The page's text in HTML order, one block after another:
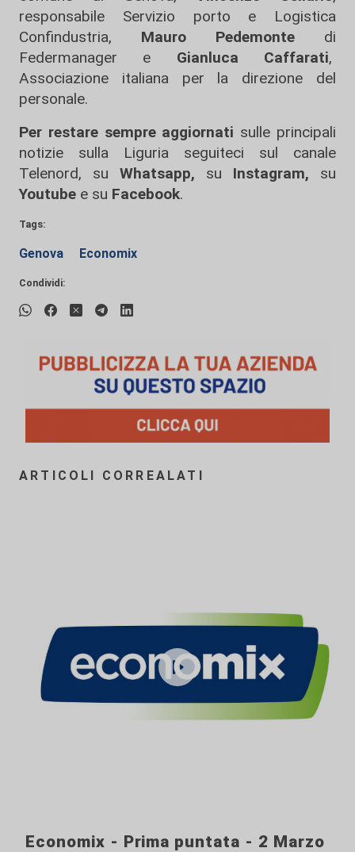
responsabile Servizio porto e Logistica
Confindustria, Mauro Pedemonte di
Federmanager e Gianluca Caffarati,
Associazione italiana per la direzione del
personale.
Per restare sempre aggiornati sulle principali
notizie sulla Liguria seguiteci sul canale
Telenord, su
Whatsapp, su Instagram, su
Youtube e su Facebook.
Tags:
Genova Economix
Condividi:
ARTICOLI CORREALATI
Economix - Prima puntata - 2 Marzo